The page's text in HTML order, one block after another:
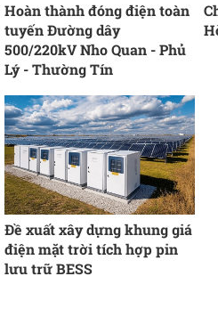
Hoàn thành đóng điện toàn
tuyến Đường dây
500/220kV Nho Quan - Phủ
Lý - Thường Tín
Đề xuất xây dựng khung giá
điện mặt trời tích hợp pin
lưu trữ BESS